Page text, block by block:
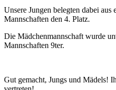
Unsere Jungen belegten dabei
Mannschaften den 4. Platz.
Die Mädchenmannschaft wurde
Mannschaften 9ter.
Gut gemacht, Jungs und Mädels!